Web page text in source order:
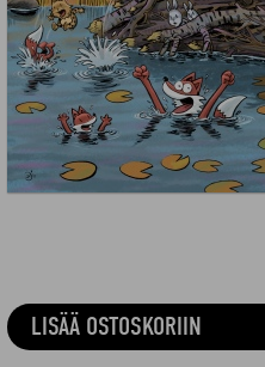
LISÄÄ OSTOSKORIIN